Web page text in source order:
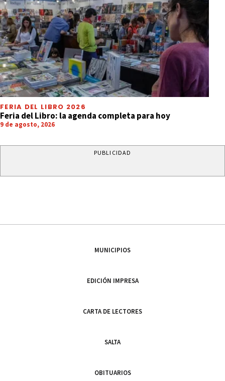
FERIA DEL LIBRO 2026
Feria del Libro: la agenda completa para hoy
9 de agosto, 2026
PUBLICIDAD
MUNICIPIOS
EDICIÓN IMPRESA
CARTA DE LECTORES
SALTA
OBITUARIOS